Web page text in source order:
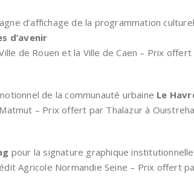
d’affichage de la programmation
d’avenir
de Rouen et la Ville de Caen – Prix
de la communauté urbaine Le
– Prix offert par Thalazur à
pour la signature graphique institutionnelle
Agricole Normandie Seine – Prix offert